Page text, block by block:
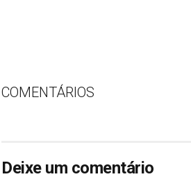
COMENTÁRIOS
Deixe um comentário